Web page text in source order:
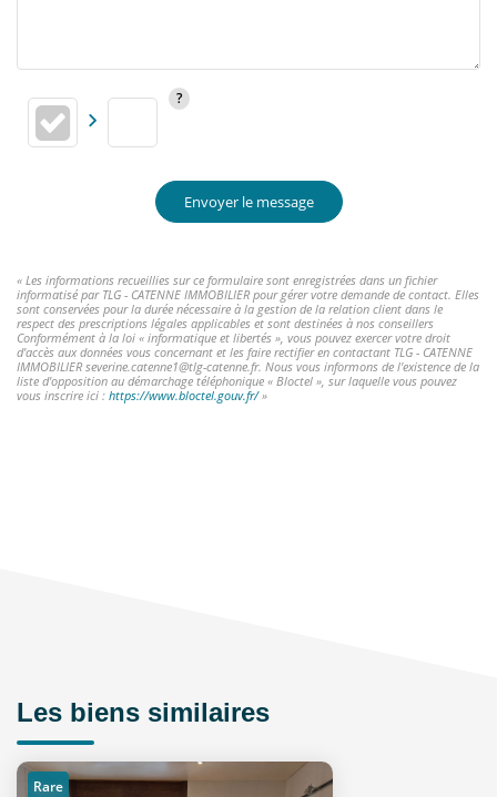
Envoyer le message
« Les informations recueillies sur ce formulaire sont enregistrées dans un fichier
informatisé par TLG - CATENNE IMMOBILIER pour gérer votre demande de contact. Elles
sont conservées pour la durée nécessaire à la gestion de la relation client dans le
respect des prescriptions légales applicables et sont destinées à nos conseillers
Conformément à la loi « informatique et libertés », vous pouvez exercer votre droit
d'accès aux données vous concernant et les faire rectifier en contactant TLG - CATENNE
IMMOBILIER severine.catenne1@tlg-catenne.fr. Nous vous informons de l'existence de la
liste d'opposition au démarchage téléphonique « Bloctel », sur laquelle vous pouvez
vous inscrire ici : https://www.bloctel.gouv.fr/»
Les biens similaires
Rare